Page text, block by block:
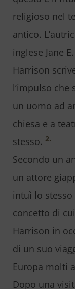
religioso nel
antico.
inglese Jane E.
Harrison
l’impulso che
un uomo ad
chiesa e a
stesso. 2.
Secondo un
un attore
intuì lo stesso
concetto di
Harrison in
di un suo
Europa molti
Dopo una